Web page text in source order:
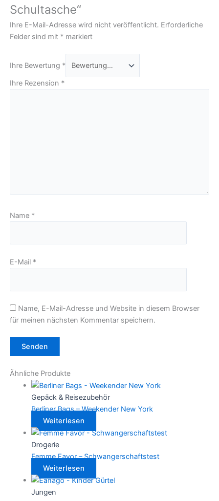
Schultasche“
Ihre E-Mail-Adresse wird nicht veröffentlicht. Erforderliche
Felder sind mit * markiert
Ihre Bewertung *
Ihre Rezension *
Name *
E-Mail *
Name, E-Mail-Adresse und Website in diesem Browser
für meinen nächsten Kommentar speichern.
Ähnliche Produkte
Gepäck & Reisezubehör
Berliner Bags – Weekender New York
Weiterlesen
Drogerie
Femme Favor – Schwangerschaftstest
Weiterlesen
Jungen